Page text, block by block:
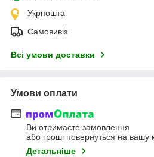
Укрпошта
Самовивіз
Всі умови доставки
Умови оплати
Ви отримаєте замовлення
або гроші повернуться на вашу
Детальніше